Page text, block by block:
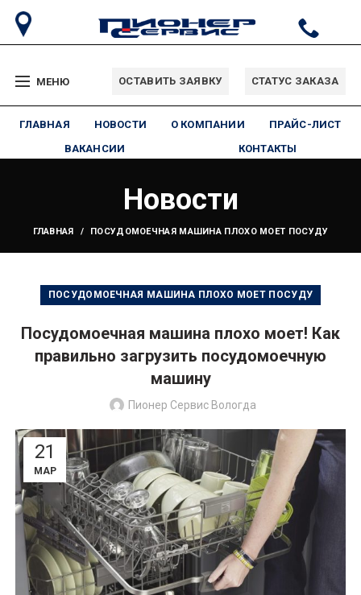
МЕНЮ ОСТАВИТЬ ЗАЯВКУ СТАТУС ЗАКАЗА
ГЛАВНАЯ НОВОСТИ О КОМПАНИИ
ПРАЙС-ЛИСТ
ВАКАНСИИ
КОНТАКТЫ
Новости
ГЛАВНАЯ ПОСУДОМОЕЧНАЯ МАШИНА ПЛОХО МОЕТ ПОСУДУ
ПОСУДОМОЕЧНАЯ МАШИНА ПЛОХО МОЕТ ПОСУДУ
Посудомоечная машина плохо моет! Как
правильно загрузить посудомоечную
машину
Пионер Сервис Вологда
21
МАР